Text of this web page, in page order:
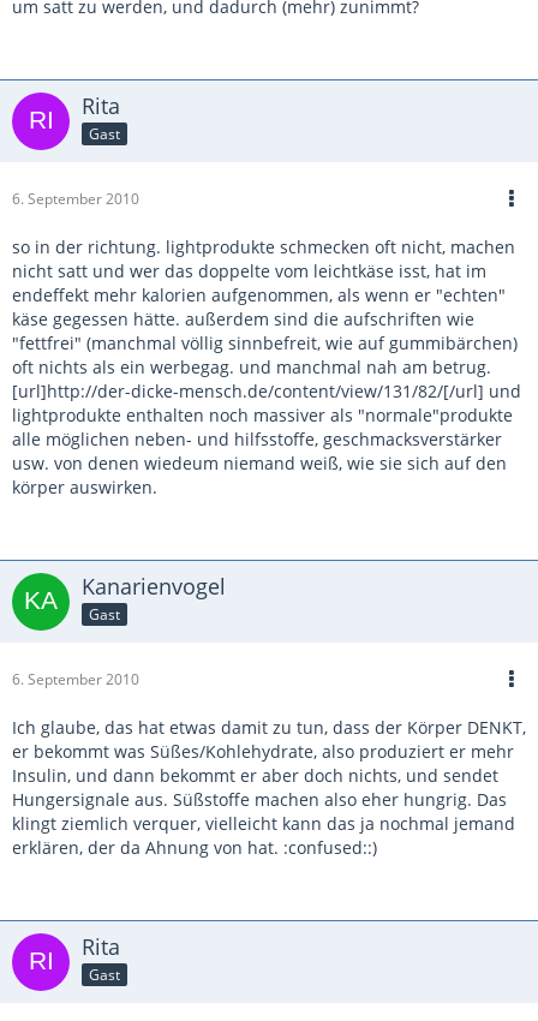
um satt zu werden, und dadurch (mehr) zunimmt?
Rita
Gast
6. September 2010
so in der richtung. lightprodukte schmecken oft nicht, machen
nicht satt und wer das doppelte vom leichtkäse isst, hat im
endeffekt mehr kalorien aufgenommen, als wenn er "echten"
käse gegessen hätte. außerdem sind die aufschriften wie
"fettfrei" (manchmal völlig sinnbefreit, wie auf gummibärchen)
oft nichts als ein werbegag. und manchmal nah am betrug.
[url]http://der-dicke-mensch.de/content/view/131/82/[/url] und
lightprodukte enthalten noch massiver als "normale"produkte
alle möglichen neben- und hilfsstoffe, geschmacksverstärker
usw. von denen wiedeum niemand weiß, wie sie sich auf den
körper auswirken.
Kanarienvogel
Gast
6. September 2010
Ich glaube, das hat etwas damit zu tun, dass der Körper DENKT,
er bekommt was Süßes/Kohlehydrate, also produziert er mehr
Insulin, und dann bekommt er aber doch nichts, und sendet
Hungersignale aus. Süßstoffe machen also eher hungrig. Das
klingt ziemlich verquer, vielleicht kann das ja nochmal jemand
erklären, der da Ahnung von hat. :confused::)
Rita
Gast